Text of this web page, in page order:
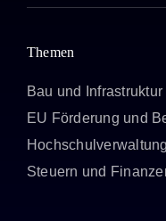
Themen
Bau und Infrastruktur
EU Förderung und
Hochschulverwaltung
Steuern und